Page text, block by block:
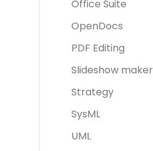
Office Suite
OpenDocs
PDF Editing
Slideshow maker
Strategy
SysML
UML